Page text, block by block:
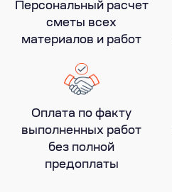
Персональный расчет
сметы всех
материалов и работ
Оплата по факту
выполненных работ
без полной
предоплаты